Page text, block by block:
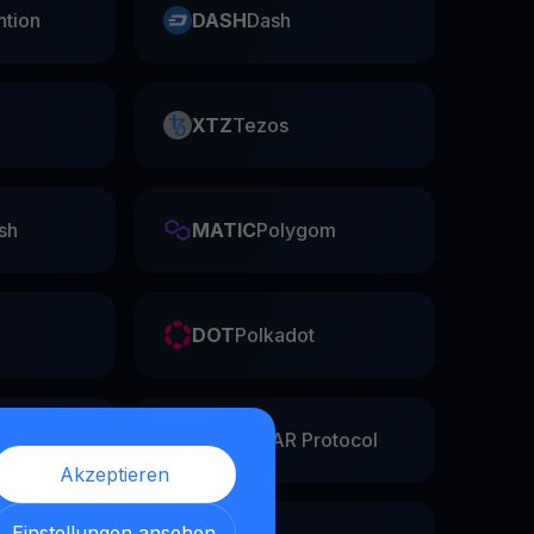
Akzeptieren
DASHDash
XTZTezos
MATICPolygom
DOTPolkadot
NEAR NEAR Protocol